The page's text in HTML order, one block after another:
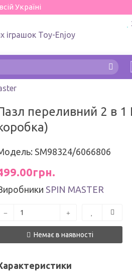
Україні
переливний 2 в
SM98324/6066806
SPIN MASTER
Немає в наявності